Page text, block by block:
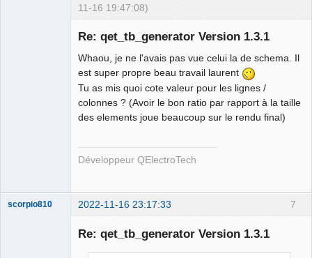
11-16 19:47:08)
Re: qet_tb_generator Version 1.3.1
Whaou, je ne l'avais pas vue celui la de schema. Il
est super propre beau travail laurent
Tu as mis quoi cote valeur pour les lignes /
colonnes ? (Avoir le bon ratio par rapport à la taille
des elements joue beaucoup sur le rendu final)
Développeur QElectroTech
7
scorpio810 2022-11-16 23:17:33
Re: qet_tb_generator Version 1.3.1